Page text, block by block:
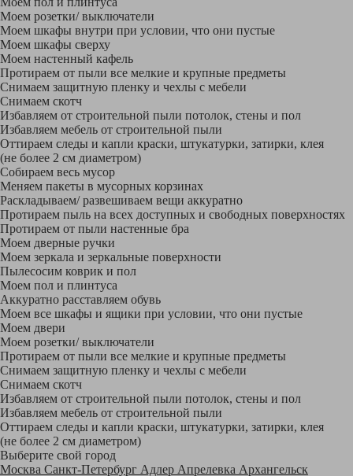
Моем розетки/ выключатели
Моем шкафы внутри при условии, что они пустые
Моем шкафы сверху
Моем настенный кафель
Протираем от пыли все мелкие и крупные предметы
Снимаем защитную пленку и чехлы с мебели
Снимаем скотч
Избавляем от строительной пыли потолок, стены и пол
Избавляем мебель от строительной пыли
Оттираем следы и капли краски, штукатурки, затирки, клея
(не более 2 см диаметром)
Собираем весь мусор
Меняем пакеты в мусорных корзинах
Раскладываем/ развешиваем вещи аккуратно
Протираем пыль на всех доступных и свободных поверхностях
Протираем от пыли настенные бра
Моем дверные ручки
Моем зеркала и зеркальные поверхности
Пылесосим коврик и пол
Моем пол и плинтуса
Аккуратно расставляем обувь
Моем все шкафы и ящики при условии, что они пустые
Моем двери
Моем розетки/ выключатели
Протираем от пыли все мелкие и крупные предметы
Снимаем защитную пленку и чехлы с мебели
Снимаем скотч
Избавляем от строительной пыли потолок, стены и пол
Избавляем мебель от строительной пыли
Оттираем следы и капли краски, штукатурки, затирки, клея
(не более 2 см диаметром)
Выберите свой город
Москва Санкт-Петербург Адлер Апрелевка Архангельск